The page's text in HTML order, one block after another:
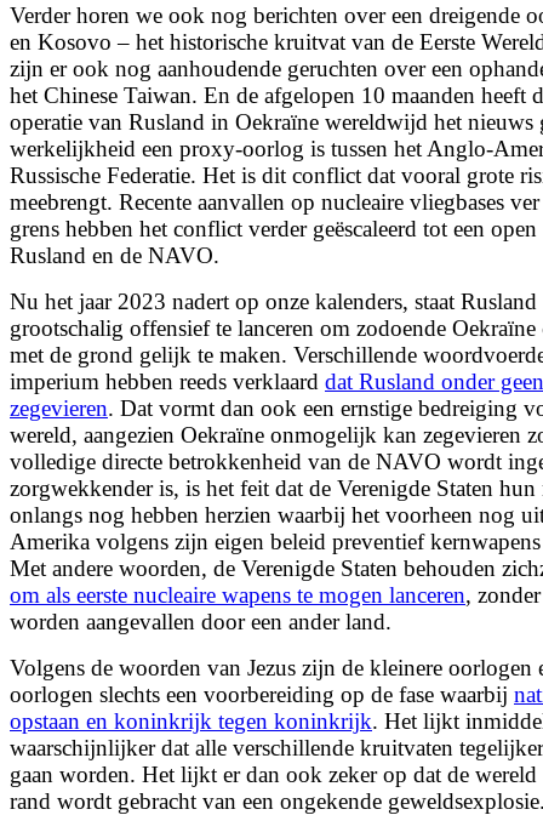
Verder horen we ook nog berichten over een dreigende
en Kosovo – het historische kruitvat van de Eerste
zijn er ook nog aanhoudende geruchten over een
het Chinese Taiwan. En de afgelopen 10 maanden heeft
operatie van Rusland in Oekraïne wereldwijd het nieuws
werkelijkheid een proxy-oorlog is tussen het Anglo-
Russische Federatie. Het is dit conflict dat vooral grote
meebrengt. Recente aanvallen op nucleaire vliegbases
grens hebben het conflict verder geëscaleerd tot een
Rusland en de NAVO.
Nu het jaar 2023 nadert op onze kalenders, staat
grootschalig offensief te lanceren om zodoende
met de grond gelijk te maken. Verschillende
imperium hebben reeds verklaard dat Rusland onder
zegevieren. Dat vormt dan ook een ernstige bedreiging
wereld, aangezien Oekraïne onmogelijk kan zegevieren
volledige directe betrokkenheid van de NAVO wordt
zorgwekkender is, is het feit dat de Verenigde Staten hun
onlangs nog hebben herzien waarbij het voorheen nog
Amerika volgens zijn eigen beleid preventief
Met andere woorden, de Verenigde Staten behouden
om als eerste nucleaire wapens te mogen lanceren,
worden aangevallen door een ander land.
Volgens de woorden van Jezus zijn de kleinere oorlogen
oorlogen slechts een voorbereiding op de fase waarbij
opstaan en koninkrijk tegen koninkrijk. Het lijkt
waarschijnlijker dat alle verschillende kruitvaten
gaan worden. Het lijkt er dan ook zeker op dat de
rand wordt gebracht van een ongekende